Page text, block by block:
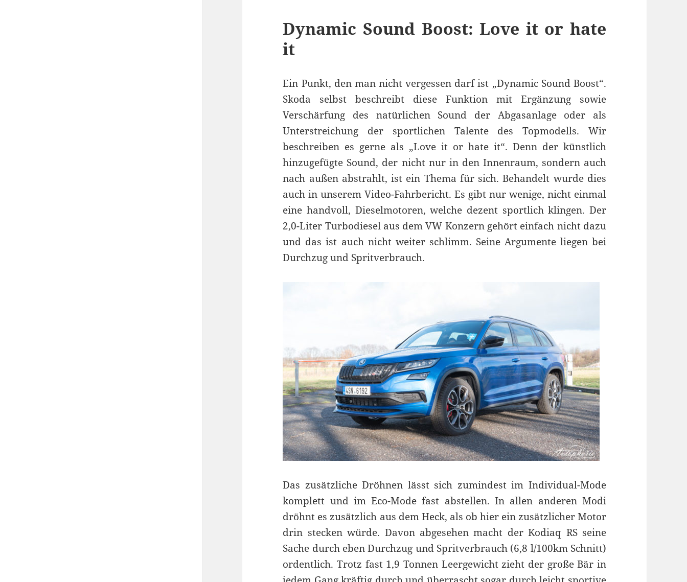
Dynamic Sound Boost: Love it or hate
it
Ein Punkt, den man nicht vergessen darf ist „Dynamic Sound Boost“.
Skoda selbst beschreibt diese Funktion mit Ergänzung sowie
Verschärfung des natürlichen Sound der Abgasanlage oder als
Unterstreichung der sportlichen Talente des Topmodells. Wir
beschreiben es gerne als „Love it or hate it“. Denn der künstlich
hinzugefügte Sound, der nicht nur in den Innenraum, sondern auch
nach außen abstrahlt, ist ein Thema für sich. Behandelt wurde dies
auch in unserem Video-Fahrbericht. Es gibt nur wenige, nicht einmal
eine handvoll, Dieselmotoren, welche dezent sportlich klingen. Der
2,0-Liter Turbodiesel aus dem VW Konzern gehört einfach nicht dazu
und das ist auch nicht weiter schlimm. Seine Argumente liegen bei
Durchzug und Spritverbrauch.
Das zusätzliche Dröhnen lässt sich zumindest im Individual-Mode
komplett und im Eco-Mode fast abstellen. In allen anderen Modi
dröhnt es zusätzlich aus dem Heck, als ob hier ein zusätzlicher Motor
drin stecken würde. Davon abgesehen macht der Kodiaq RS seine
Sache durch eben Durchzug und Spritverbrauch (6,8 l/100km Schnitt)
ordentlich. Trotz fast 1,9 Tonnen Leergewicht zieht der große Bär in